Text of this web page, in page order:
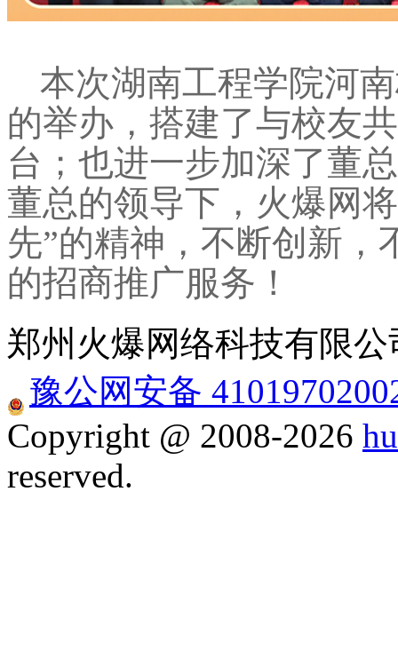
本次湖南工程学院河
的举办，搭建了与校友
台；也进一步加深了董
董总的领导下，火爆网
先”的精神，不断创新，
的招商推广服务！
郑州火爆网络科技有限
豫公网安备
Copyright @ 2008-2026
reserved.